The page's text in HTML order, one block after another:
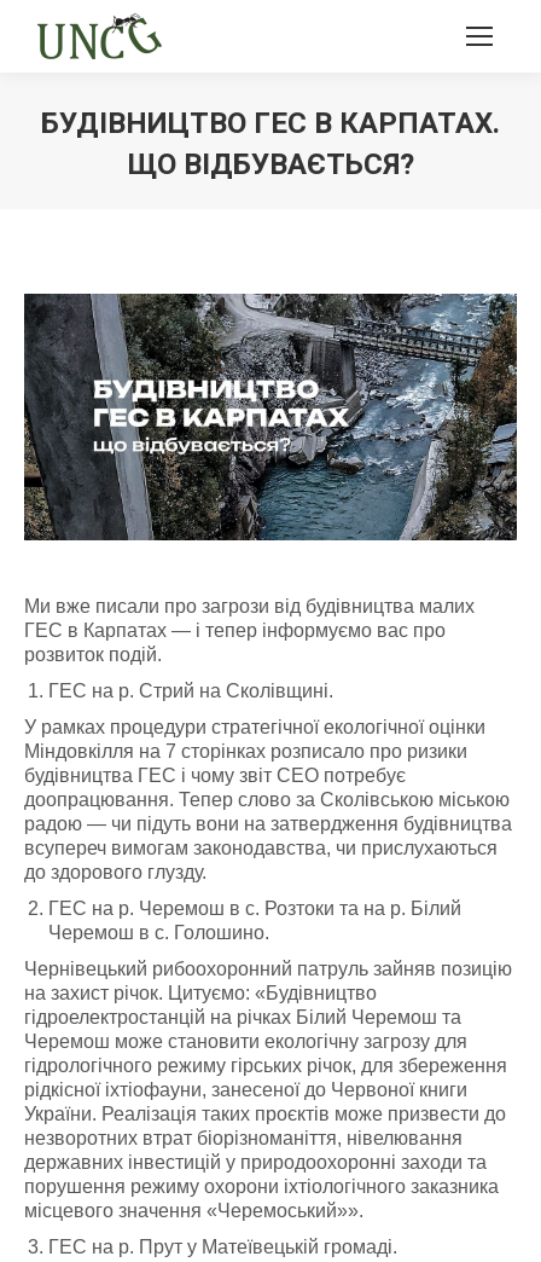
БУДІВНИЦТВО ГЕС В КАРПАТАХ.
ЩО ВІДБУВАЄТЬСЯ?
Ми вже писали про загрози від будівництва малих
ГЕС в Карпатах — і тепер інформуємо вас про
розвиток подій.
ГЕС на р. Стрий на Сколівщині.
У рамках процедури стратегічної екологічної оцінки
Міндовкілля на 7 сторінках розписало про ризики
будівництва ГЕС і чому звіт СЕО потребує
доопрацювання. Тепер слово за Сколівською міською
радою — чи підуть вони на затвердження будівництва
всупереч вимогам законодавства, чи прислухаються
до здорового глузду.
ГЕС на р. Черемош в с. Розтоки та на р. Білий
Черемош в с. Голошино.
Чернівецький рибоохоронний патруль зайняв позицію
на захист річок. Цитуємо: «Будівництво
гідроелектростанцій на річках Білий Черемош та
Черемош може становити екологічну загрозу для
гідрологічного режиму гірських річок, для збереження
рідкісної іхтіофауни, занесеної до Червоної книги
України. Реалізація таких проєктів може призвести до
незворотних втрат біорізноманіття, нівелювання
державних інвестицій у природоохоронні заходи та
порушення режиму охорони іхтіологічного заказника
місцевого значення «Черемоський»».
ГЕС на р. Прут у Матеївецькій громаді.